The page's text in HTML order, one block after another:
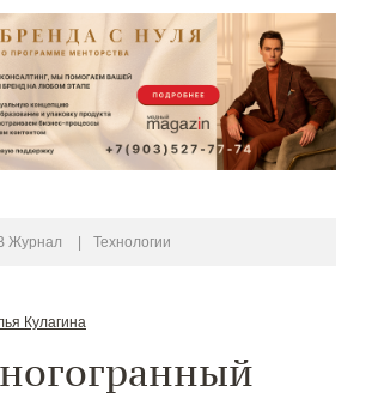
Журнал Технологии
Кулагина